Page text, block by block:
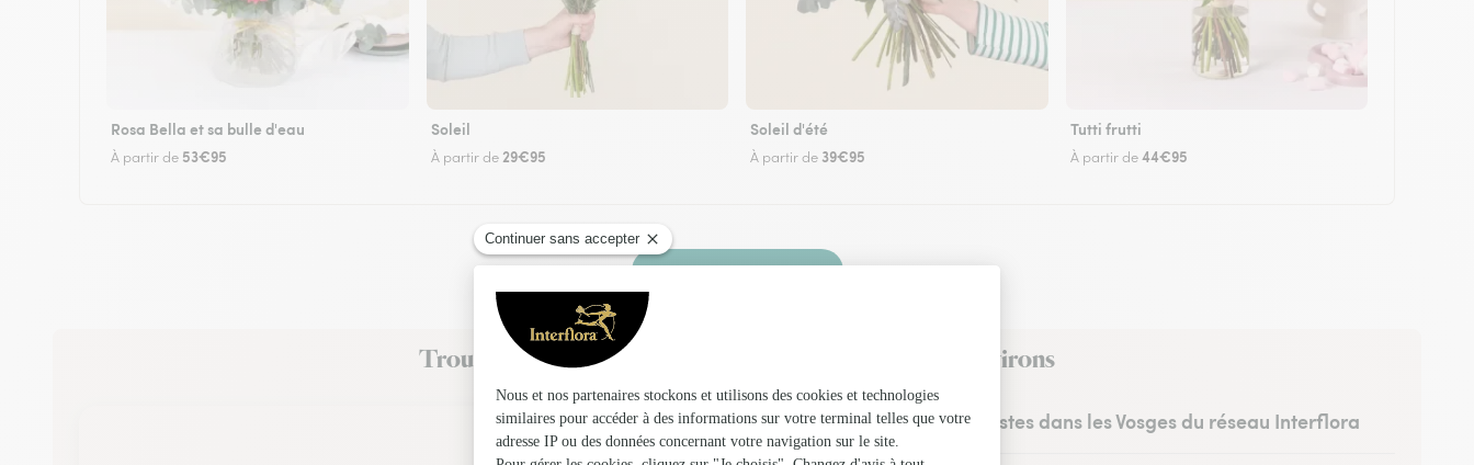
Rosa Bella et sa bulle d'eau
À partir de 53€95
Soleil
À partir de 29€95
Soleil d'été
À partir de 39€95
Tutti frutti
À partir de44€95
Faire livrer des fleurs
Trouvez un fleuriste Interflora à Puzieux et dans ses environs
Les fleuristes dans les Vosges du réseau Interflora